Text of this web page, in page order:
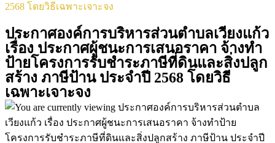
2568 โดยวิธีเฉพาะเจาะจง
ประกาศองค์การบริหารส่วนตำบลเวียงแก้ว
เรื่อง ประกาศผู้ชนะการเสนอราคา จ้างทำ
ป้ายโครงการรับชำระภาษีที่ดินและสิ่งปลูก
สร้าง ภาษีป้าน ประจำปี 2568 โดยวิธี
เฉพาะเจาะจง